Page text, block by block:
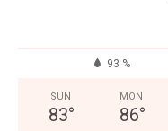
93 %
SUN
83°
MON
86°